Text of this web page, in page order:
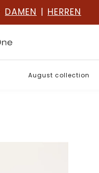
DAMEN | HERREN
August collection